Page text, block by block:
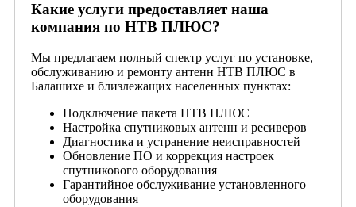
Какие услуги предоставляет наша
компания по НТВ ПЛЮС?
Мы предлагаем полный спектр услуг по установке,
обслуживанию и ремонту антенн НТВ ПЛЮС в
Балашихе и близлежащих населенных пунктах:
Подключение пакета НТВ ПЛЮС
Настройка спутниковых антенн и ресиверов
Диагностика и устранение неисправностей
Обновление ПО и коррекция настроек
спутникового оборудования
Гарантийное обслуживание установленного
оборудования